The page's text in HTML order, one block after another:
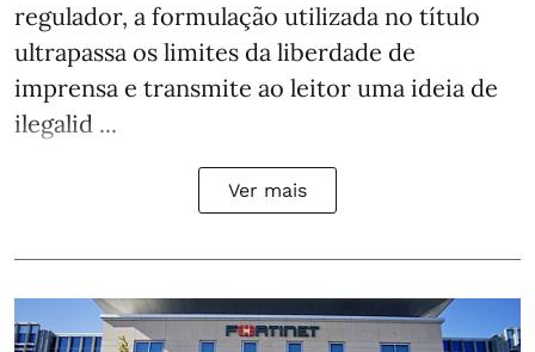
regulador, a formulação utilizada no título
ultrapassa os limites da liberdade de
imprensa e transmite ao leitor uma ideia de
ilegalid ...
Ver mais